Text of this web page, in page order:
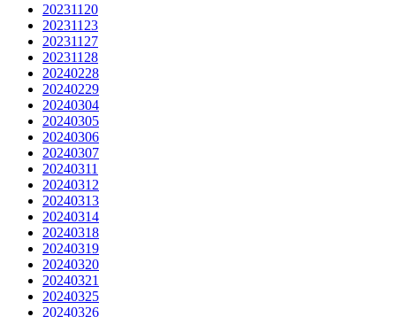
20231120
20231123
20231127
20231128
20240228
20240229
20240304
20240305
20240306
20240307
20240311
20240312
20240313
20240314
20240318
20240319
20240320
20240321
20240325
20240326